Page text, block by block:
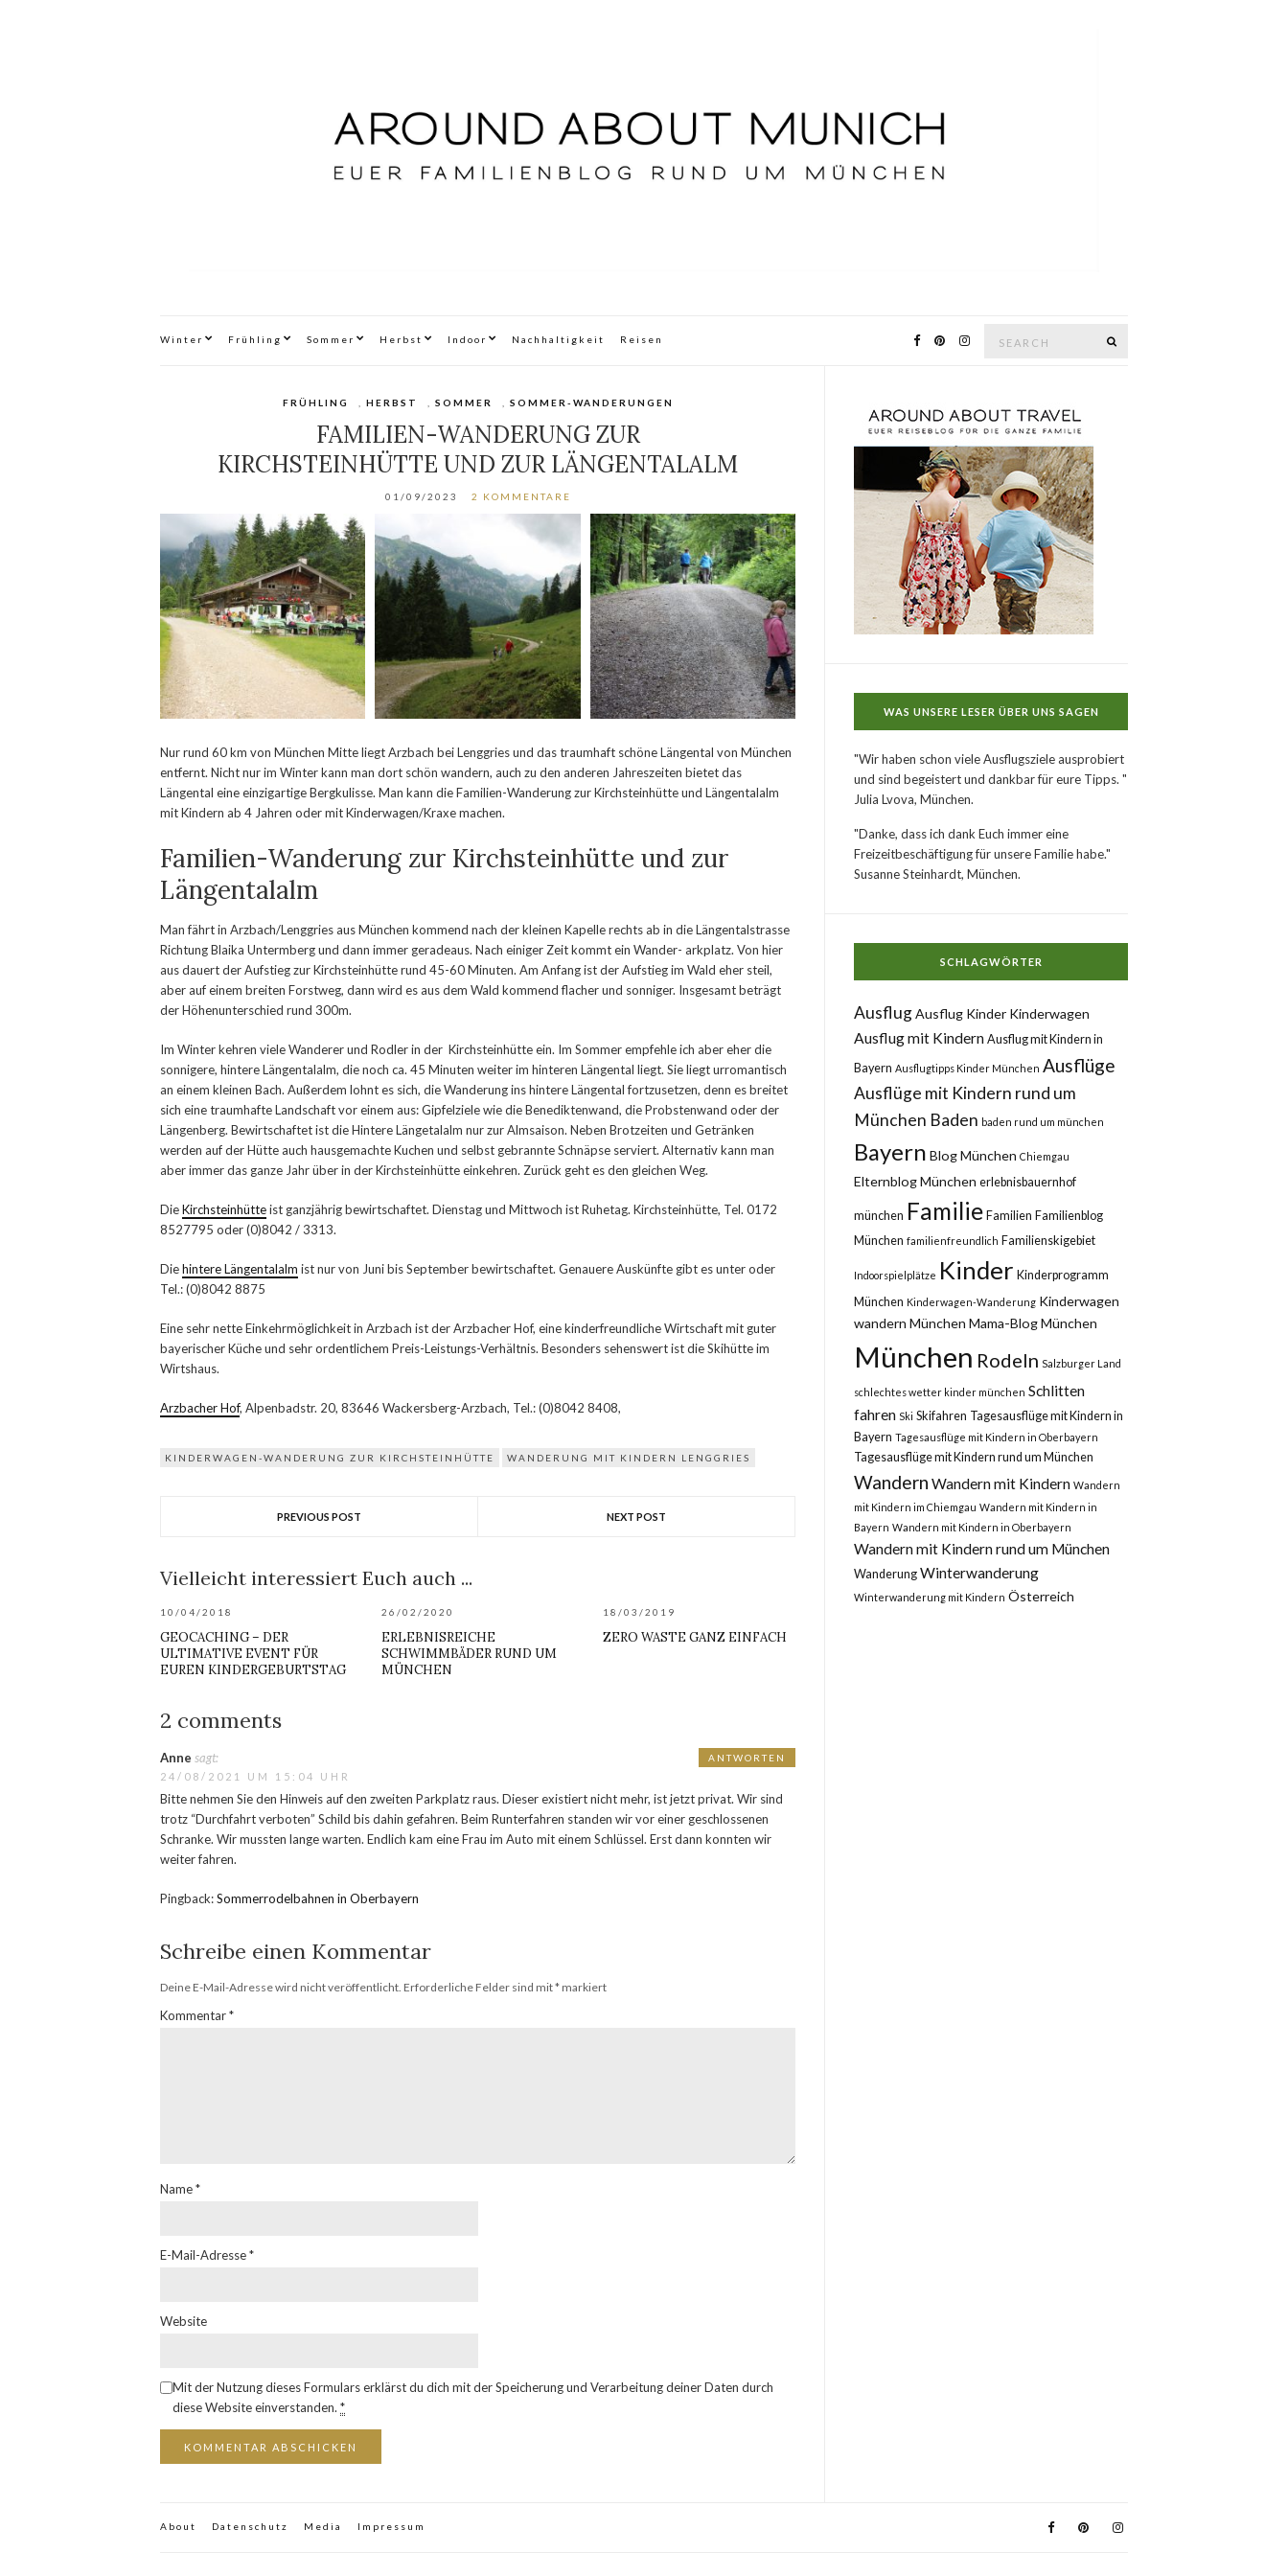
Winter Frühling Sommer Herbst Indoor Nachhaltigkeit Reisen
FRÜHLING HERBST SOMMER SOMMER-WANDERUNGEN
FAMILIEN-WANDERUNG ZUR
KIRCHSTEINHÜTTE UND ZUR LÄNGENTALALM
01/09/2023 2 KOMMENTARE
Nur rund 60 km von München Mitte liegt Arzbach bei Lenggries und das traumhaft schöne Längental von München
entfernt. Nicht nur im Winter kann man dort schön wandern, auch zu den anderen Jahreszeiten bietet das
Längental eine einzigartige Bergkulisse. Man kann die Familien-Wanderung zur Kirchsteinhütte und Längentalalm
mit Kindern ab 4 Jahren oder mit Kinderwagen/Kraxe machen.
Familien-Wanderung zur Kirchsteinhütte und zur
Längentalalm
Man fährt in Arzbach/Lenggries aus München kommend nach der kleinen Kapelle rechts ab in die Längentalstrasse
Richtung Blaika Untermberg und dann immer geradeaus. Nach einiger Zeit kommt ein Wander- arkplatz. Von hier
aus dauert der Aufstieg zur Kirchsteinhütte rund 45-60 Minuten. Am Anfang ist der Aufstieg im Wald eher steil,
aber auf einem breiten Forstweg, dann wird es aus dem Wald kommend flacher und sonniger. Insgesamt beträgt
der Höhenunterschied rund 300m.
Im Winter kehren viele Wanderer und Rodler in der Kirchsteinhütte ein. Im Sommer empfehle ich aber eher die
sonnigere, hintere Längentalalm, die noch ca. 45 Minuten weiter im hinteren Längental liegt. Sie liegt urromantisch
an einem kleinen Bach. Außerdem lohnt es sich, die Wanderung ins hintere Längental fortzusetzen, denn es breitet
sich eine traumhafte Landschaft vor einem aus: Gipfelziele wie die Benediktenwand, die Probstenwand oder der
Längenberg. Bewirtschaftet ist die Hintere Längetalalm nur zur Almsaison. Neben Brotzeiten und Getränken
werden auf der Hütte auch hausgemachte Kuchen und selbst gebrannte Schnäpse serviert. Alternativ kann man
aber immer das ganze Jahr über in der Kirchsteinhütte einkehren. Zurück geht es den gleichen Weg.
DieKirchsteinhütteist ganzjährig bewirtschaftet. Dienstag und Mittwoch ist Ruhetag. Kirchsteinhütte, Tel. 0172
8527795 oder (0)8042 / 3313.
Diehintere Längentalalm ist nur von Juni bis September bewirtschaftet. Genauere Auskünfte gibt es unter oder
Tel.: (0)8042 8875
Eine sehr nette Einkehrmöglichkeit in Arzbach ist der Arzbacher Hof, eine kinderfreundliche Wirtschaft mit guter
bayerischer Küche und sehr ordentlichem Preis-Leistungs-Verhältnis. Besonders sehenswert ist die Skihütte im
Wirtshaus.
Arzbacher Hof, Alpenbadstr. 20, 83646 Wackersberg-Arzbach, Tel.: (0)8042 8408,
KINDERWAGEN-WANDERUNG ZUR KIRCHSTEINHÜTTE WANDERUNG MIT KINDERN LENGGRIES
PREVIOUS POST NEXT POST
Vielleicht interessiert Euch auch ...
10/04/2018
GEOCACHING – DER
ULTIMATIVE EVENT FÜR
EUREN KINDERGEBURTSTAG
26/02/2020
ERLEBNISREICHE
SCHWIMMBÄDER RUND UM
MÜNCHEN
18/03/2019
ZERO WASTE GANZ EINFACH
2 comments
Anne sagt:
24/08/2021 UM 15:04 UHR
Bitte nehmen Sie den Hinweis auf den zweiten Parkplatz raus. Dieser existiert nicht mehr, ist jetzt privat. Wir sind
trotz “Durchfahrt verboten” Schild bis dahin gefahren. Beim Runterfahren standen wir vor einer geschlossenen
Schranke. Wir mussten lange warten. Endlich kam eine Frau im Auto mit einem Schlüssel. Erst dann konnten wir
weiter fahren.
ANTWORTEN
Pingback:Sommerrodelbahnen in Oberbayern
Schreibe einen Kommentar
Deine E-Mail-Adresse wird nicht veröffentlicht. Erforderliche Felder sind mit*markiert
Kommentar*
Name*
E-Mail-Adresse*
Website
Mit der Nutzung dieses Formulars erklärst du dich mit der Speicherung und Verarbeitung deiner Daten durch
diese Website einverstanden. *
WAS UNSERE LESER ÜBER UNS SAGEN
"Wir haben schon viele Ausflugsziele ausprobiert
und sind begeistert und dankbar für eure Tipps. "
Julia Lvova, München.
"Danke, dass ich dank Euch immer eine
Freizeitbeschäftigung für unsere Familie habe."
Susanne Steinhardt, München.
SCHLAGWÖRTER
AusflugAusflug Kinder Kinderwagen
Ausflug mit Kindern Ausflug mit Kindern in
Bayern Ausflugtipps Kinder München Ausflüge
Ausflüge mit Kindern rund um
München Baden baden rund um münchen
Bayern Blog München Chiemgau
Elternblog München erlebnisbauernhof
münchen Familie Familien Familienblog
München familienfreundlich Familienskigebiet
Indoorspielplätze Kinder Kinderprogramm
München Kinderwagen-Wanderung Kinderwagen
wandern München Mama-Blog München
München Rodeln Salzburger Land
schlechtes wetter kinder münchen Schlitten
fahren Ski Skifahren Tagesausflüge mit Kindern in
Bayern Tagesausflüge mit Kindern in Oberbayern
Tagesausflüge mit Kindern rund um München
Wandern Wandern mit Kindern Wandern
mit Kindern im Chiemgau Wandern mit Kindern in
Bayern Wandern mit Kindern in Oberbayern
Wandern mit Kindern rund um München
Wanderung Winterwanderung
Winterwanderung mit Kindern Österreich
About Datenschutz Media Impressum